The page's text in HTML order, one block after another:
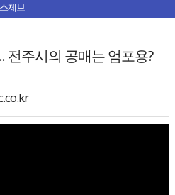
제보
전주시의 공매는 엄포용?